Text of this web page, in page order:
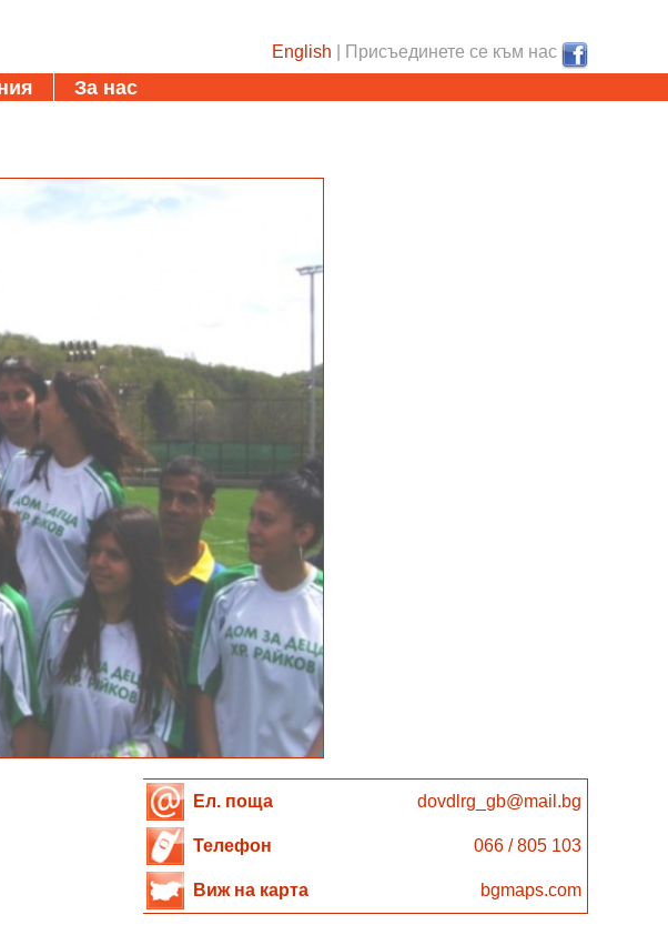
English | Присъединете се към нас
За нас
Ел. поща dovdlrg_gb@mail.bg
Телефон 066 / 805 103
Виж на карта bgmaps.com